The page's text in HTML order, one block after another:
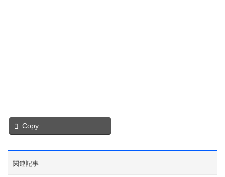
Copy
関連記事